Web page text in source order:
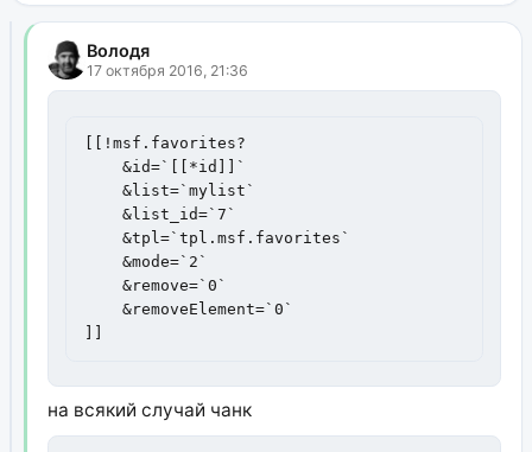
Володя
17 октября 2016, 21:36
[[!msf.favorites?
    &id=`[[*id]]`
    &list=`mylist`
    &list_id=`7`
    &tpl=`tpl.msf.favorites`
    &mode=`2`
    &remove=`0`
    &removeElement=`0`
на всякий случай чанк